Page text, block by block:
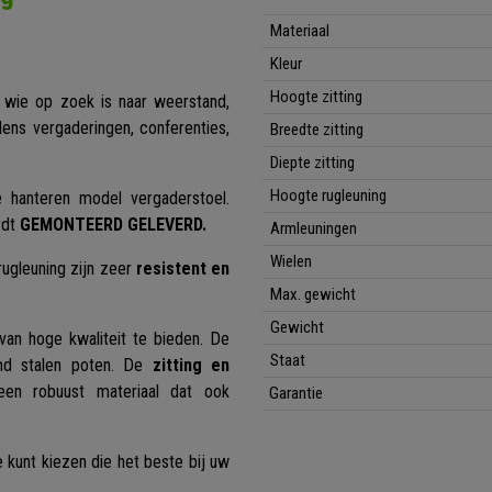
op zoek is naar weerstand,
vergaderingen, conferenties,
model vergaderstoel.
GEMONTEERD GELEVERD.
zijn zeer resistent en
hoge kwaliteit te bieden. De
stalen poten. De zitting en
robuust materiaal dat ook
kunt kiezen die het beste bij uw
Materiaal
Kleur
Hoogte zitting
Breedte zitting
Diepte zitting
Hoogte rugleuning
Armleuningen
Wielen
Max. gewicht
Gewicht
Staat
Garantie